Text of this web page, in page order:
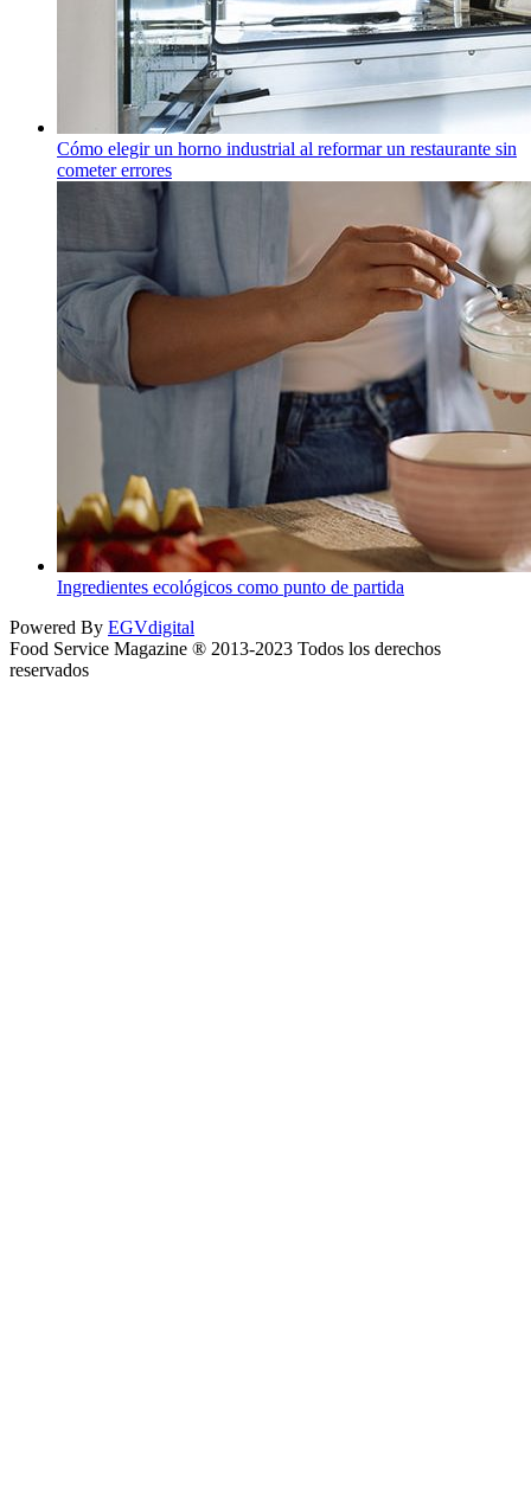
Cómo elegir un horno industrial al reformar un restaurante sin
cometer errores
Ingredientes ecológicos como punto de partida
Powered By EGVdigital
Food Service Magazine ® 2013-2023 Todos los derechos
reservados